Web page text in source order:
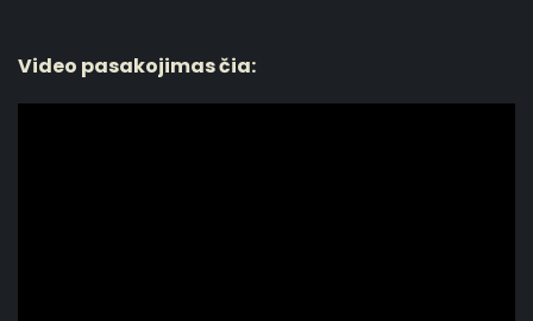
Video pasakojimas čia: